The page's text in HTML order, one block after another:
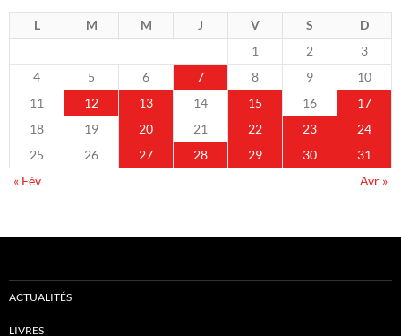
L M M J V S
D
1
2
3
4
5 6 7 8 9
10
11
12 13 14 15 16
17
18
19 20 21 22 23
24
25
26 27 28 29 30
31
« Fév
Avr »
ACTUALITÉS
LIVRES